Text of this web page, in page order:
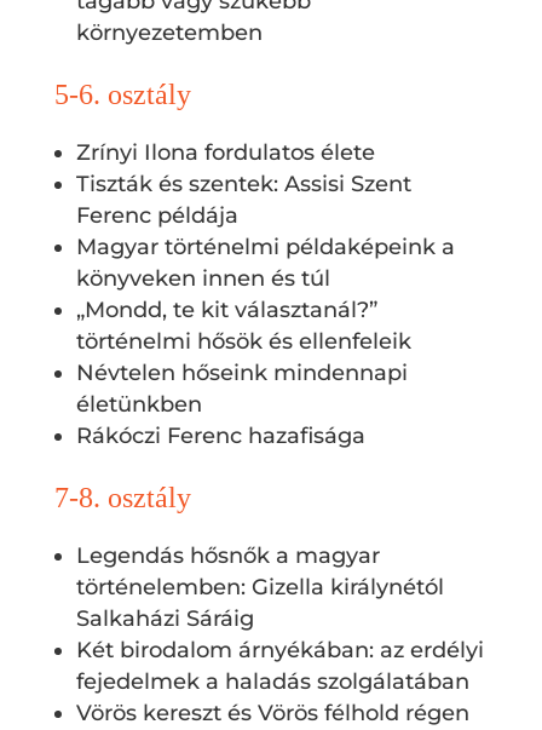
környezetemben
5-6. osztály
Zrínyi Ilona fordulatos élete
Tiszták és szentek: Assisi Szent
Ferenc példája
Magyar történelmi példaképeink a
könyveken innen és túl
„Mondd, te kit választanál?”
történelmi hősök és ellenfeleik
Névtelen hőseink mindennapi
életünkben
Rákóczi Ferenc hazafisága
7-8. osztály
Legendás hősnők a magyar
történelemben: Gizella királynétól
Salkaházi Sáráig
Két birodalom árnyékában: az erdélyi
fejedelmek a haladás szolgálatában
Vörös kereszt és Vörös félhold régen